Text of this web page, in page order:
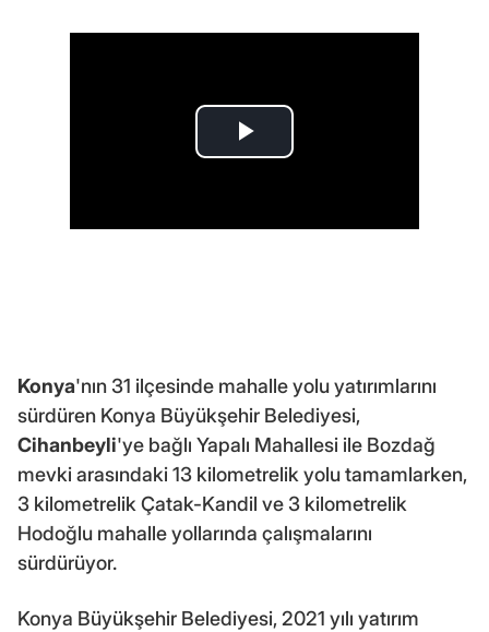
Konya'nın 31 ilçesinde mahalle yolu yatırımlarını
sürdüren Konya Büyükşehir Belediyesi,
Cihanbeyli'ye bağlı Yapalı Mahallesi ile Bozdağ
mevki arasındaki 13 kilometrelik yolu tamamlarken,
3 kilometrelik Çatak-Kandil ve 3 kilometrelik
Hodoğlu mahalle yollarında çalışmalarını
sürdürüyor.
Konya Büyükşehir Belediyesi, 2021 yılı yatırım